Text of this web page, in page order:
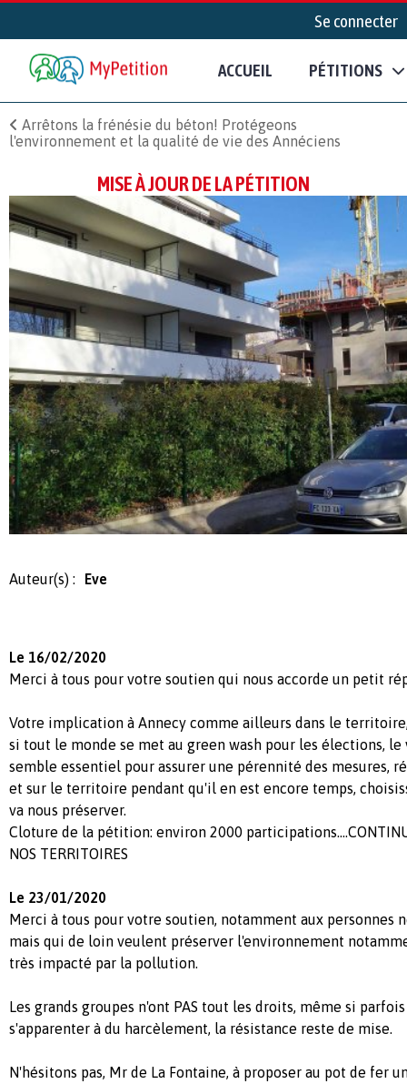
Se connecter
ACCUEIL PÉTITIONS
Arrêtons la frénésie du béton! Protégeons
l'environnement et la qualité de vie des Annéciens
MISE À JOUR DE LA PÉTITION
Auteur(s) : Eve
Le 16/02/2020
Merci à tous pour votre soutien qui nous accorde un petit
Votre implication à Annecy comme ailleurs dans le
si tout le monde se met au green wash pour les élections,
semble essentiel pour assurer une pérennité des mesures,
et sur le territoire pendant qu'il en est encore temps,
va nous préserver.
Cloture de la pétition: environ 2000
NOS TERRITOIRES
Le 23/01/2020
Merci à tous pour votre soutien, notamment aux personnes
mais qui de loin veulent préserver l'environnement
très impacté par la pollution.
Les grands groupes n'ont PAS tout les droits, même si
s'apparenter à du harcèlement, la résistance reste de mise.
N'hésitons pas, Mr de La Fontaine, à proposer au pot de fer